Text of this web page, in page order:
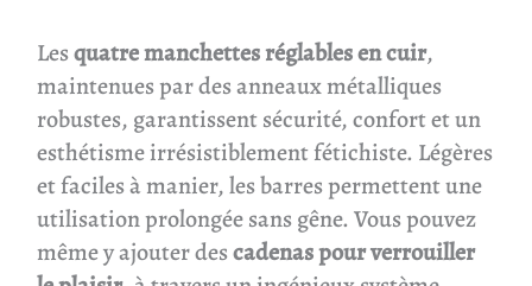
Lesquatre manchettes réglables en cuir,
maintenues par des anneaux métalliques
robustes, garantissent sécurité, confort et un
esthétisme irrésistiblement fétichiste. Légères
et faciles à manier, les barres permettent une
utilisation prolongée sans gêne. Vous pouvez
même y ajouter descadenas pour verrouiller